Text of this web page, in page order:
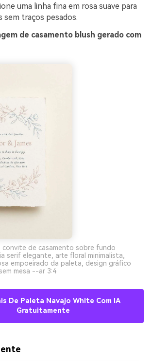
uma linha fina em rosa suave para
sem traços pesados.
de casamento blush gerado com
convite de casamento sobre fundo
serif elegante, arte floral minimalista,
empoeirado da paleta, design gráfico
mesa --ar 3:4
De Paleta Navajo White Com IA
Gratuitamente